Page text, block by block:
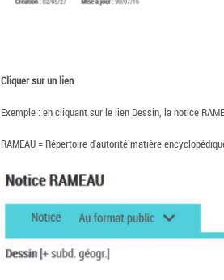
Cliquer sur un lien
Exemple : en cliquant sur le lien Dessin, la notice
RAMEAU = Répertoire d’autorité matière